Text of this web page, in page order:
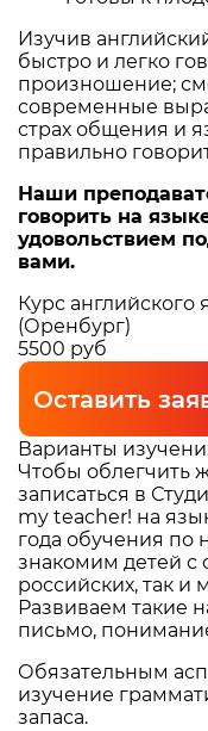
Изучив
быстро и легко
произношение;
современные
страх общения и
правильно
Наши
говорить на
удовольствием
вами.
Курс английского
(Оренбург)
5500 руб
Оставить
Варианты
Чтобы облегчить
записаться в
my teacher! на
года обучения
знакомим детей с
российских, так
Развиваем такие
письмо,
Обязательным
изучение
запаса.